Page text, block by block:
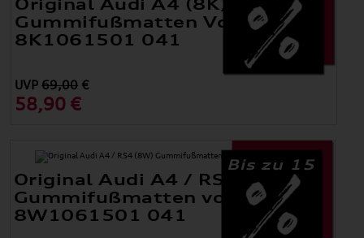
Gummifußmatten Vorne
8K1061501 041
UVP69,00 €
58,90 €
Bis zu 15
Original Audi A4 / RS4 (8W)
Gummifußmatten vorne
8W1061501 041